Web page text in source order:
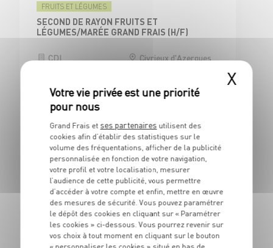
FRUITS ET LÉGUMES
SECOND DE RAYON FRUITS ET
LÉGUMES/MARÉE GRAND FRAIS (H/F)
CDI
Civrieux d'Azergues
CAISSE
CAISSIER CENTRAL / ADJOINT
RESPONSABLE DE CAISSE - H/F
CDI
Civrieux d'Azergues
(69)
BOUCHERIE
X
Grand Frais et ses partenaires utilisent des
cookies afin d’établir des statistiques sur le
volume des fréquentations, afficher de la publicité
personnalisée en fonction de votre navigation,
votre profil et votre localisation, mesurer
l’audience de cette publicité, vous permettre
d’accéder à votre compte et enfin, mettre en œuvre
des mesures de sécurité. Vous pouvez paramétrer
le dépôt des cookies en cliquant sur « Paramétrer
les cookies » ci-dessous. Vous pourrez revenir sur
vos choix à tout moment en cliquant sur le bouton